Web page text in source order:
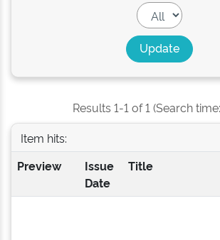
Results 1-1 of 1 (Search
Item hits:
Preview
Issue
Date
Title